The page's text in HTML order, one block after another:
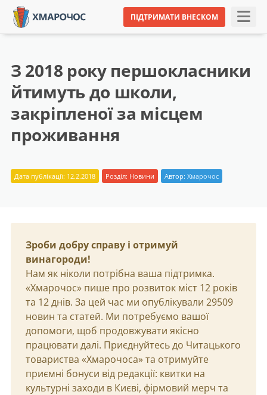
ПІДТРИМАТИ ВНЕСКОМ
З 2018 року першокласники
йтимуть до школи,
закріпленої за місцем
проживання
Дата публікації: 12.2.2018 Розділ: Новини Автор: Хмарочос
Зроби добру справу і отримуй
винагороди!
Нам як ніколи потрібна ваша підтримка.
«Хмарочос» пише про розвиток міст 12 років
та 12 днів. За цей час ми опублікували 29509
новин та статей. Ми потребуємо вашої
допомоги, щоб продовжувати якісно
працювати далі. Приєднуйтесь до Читацького
товариства «Хмарочоса» та отримуйте
приємні бонуси від редакції: квитки на
культурні заходи в Києві, фірмовий мерч та